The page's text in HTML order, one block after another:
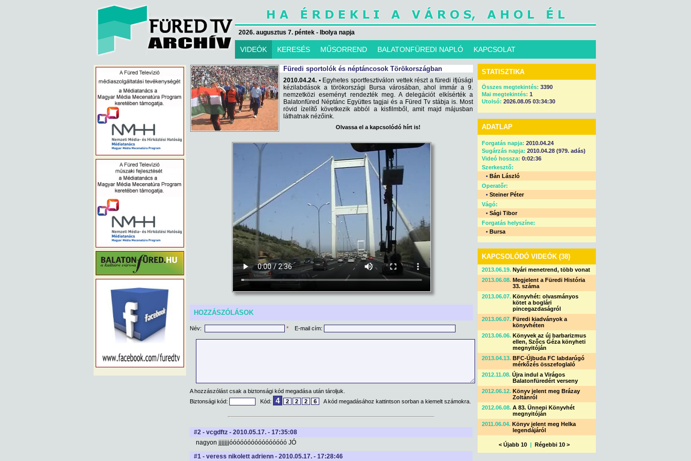
2026. augusztus 7. péntek - Ibolya napja
VIDEÓK KERESÉS MŰSORREND BALATONFÜREDI NAPLÓ KAPCSOLAT
Füredi sportolók és néptáncosok Törökországban
2010.04.24. •Egyhetes sportfesztiválon vettek részt a füredi ifjúsági
kézilabdások a törökországi Bursa városában, ahol immár a 9.
nemzetközi eseményt rendezték meg. A delegációt elkísérték a
Balatonfüred Néptánc Együttes tagjai és a Füred Tv stábja is. Most
rövid ízelítő következik abból a kisfilmből, amit majd májusban
láthatnak nézőink.
Olvassa el a kapcsolódó hírt is!
HOZZÁSZÓLÁSOK
Név: * E-mail cím:
A hozzászólást csak a biztonsági kód megadása után tároljuk.
Biztonsági kód:
Kód: 4 2 2 2 6 A kód megadásához kattintson sorban a kiemelt számokra.
#2 - vcgdftz - 2010.05.17. - 17:35:08
nagyon jjjjjjjóóóóóóóóóóóóóóóó JÓ
#1 - veress nikolett adrienn - 2010.05.17. - 17:28:46
STATISZTIKA
Összes megtekintés: 3390
Mai megtekintés: 1
Utolsó: 2026.08.05 03:34:30
ADATLAP
Forgatás napja: 2010.04.24
Sugárzás napja: 2010.04.28 (979. adás)
Videó hossza: 0:02:36
Szerkesztő:
• Bán László
Operatőr:
• Steiner Péter
Vágó:
• Sági Tibor
Forgatás helyszíne:
• Bursa
KAPCSOLÓDÓ VIDEÓK (38)
2013.06.19. Nyári menetrend, több vonat
2013.06.08. Megjelent a Füredi História
33. száma
2013.06.07. Könyvhét: olvasmányos
kötet a boglári
pincegazdaságról
2013.06.07. Füredi kiadványok a
könyvhéten
2013.06.06. Könyvek az új barbarizmus
ellen, Szőcs Géza könyheti
megnyitóján
2013.04.13. BFC-Újbuda FC labdarúgó
mérkőzés összefoglaló
2012.11.08. Újra indul a Virágos
Balatonfüredért verseny
2012.06.12. Könyv jelent meg Brázay
Zoltánról
2012.06.08. A 83. Ünnepi Könyvhét
megnyitóján
2011.06.04. Könyv jelent meg Helka
legendájáról
< Újabb 10 | Régebbi 10 >